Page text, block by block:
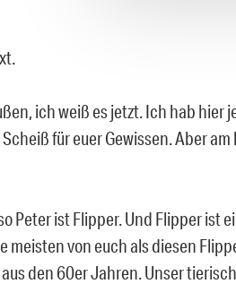
ich weiß es jetzt. Ich hab hier
für euer Gewissen. Aber
Peter ist Flipper. Und Flipper ist
von euch als diesen
den 60er Jahren. Unser